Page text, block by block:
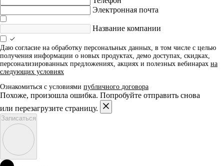
Электронная почта
Название компании
Даю согласие на обработку персональных данных, в том числе с целью
получения информации о новых продуктах, демо доступах, скидках,
персонализированных предложениях, акциях и полезных вебинарах на
следующих условиях
Ознакомиться с условиями публичного договора
Похоже, произошла ошибка. Попробуйте отправить снова
или перезагрузите страницу.
Записаться